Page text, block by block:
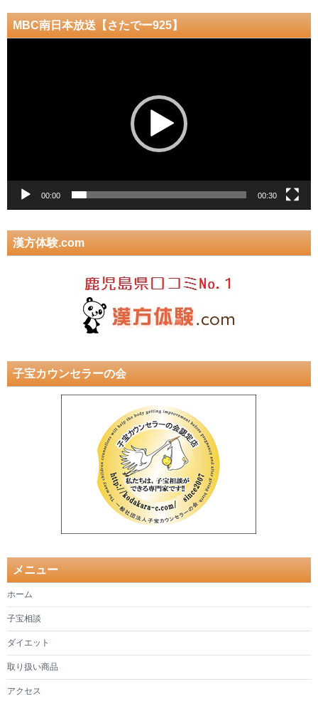
MBC南日本放送【さたでー925】
00:00 00:30
漢方体験.com
子宝カウンセラーの会
メニュー
ホーム
子宝相談
ダイエット
取り扱い商品
アクセス